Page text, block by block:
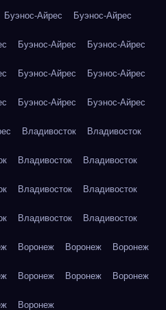
Буэнос-Айрес Буэнос-Айрес
Буэнос-Айрес Буэнос-Айрес
Буэнос-Айрес Буэнос-Айрес
Буэнос-Айрес Буэнос-Айрес
Владивосток Владивосток
Владивосток Владивосток
Владивосток Владивосток
Владивосток Владивосток
Воронеж Воронеж Воронеж
Воронеж Воронеж Воронеж
Воронеж